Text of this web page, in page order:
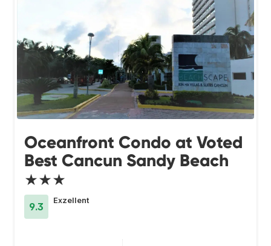
Oceanfront Condo at Voted
Best Cancun Sandy Beach
★★★
9.3
Exzellent